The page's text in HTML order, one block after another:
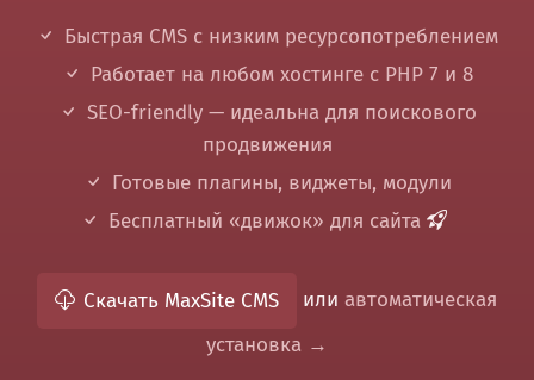
Быстрая CMS с низким ресурсопотреблением
Работает на любом хостинге с PHP 7 и 8
SEO-friendly — идеальна для поискового
продвижения
Готовые плагины, виджеты, модули
Бесплатный «движок» для сайта
Скачать MaxSite CMS или автоматическая
установка